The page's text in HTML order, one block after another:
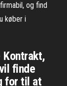
og find
køber i
Kontrakt,
finde
for til at